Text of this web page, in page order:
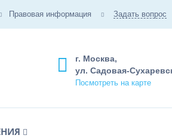
Правовая информация Задать вопрос
г. Москва,
ул. Садовая-
Посмотреть на карте